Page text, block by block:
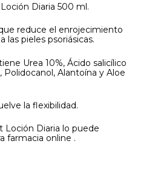
Diaria 500 ml.
reduce el enrojecimiento
las pieles psoriásicas.
Urea 10%, Ácido salicílico
Polidocanol, Alantoína y Aloe
la flexibilidad.
Loción Diaria lo puede
farmacia online .